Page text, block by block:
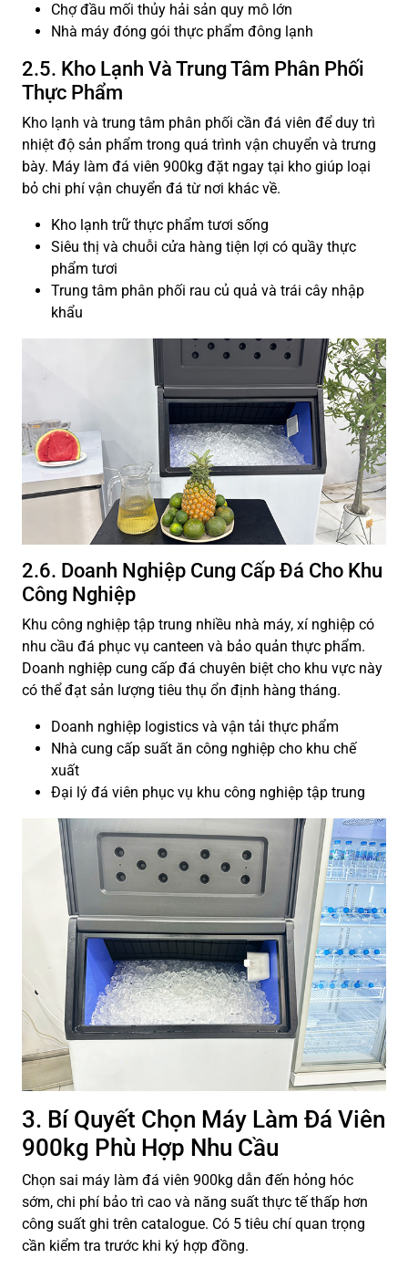
Chợ đầu mối thủy hải sản quy mô lớn
Nhà máy đóng gói thực phẩm đông lạnh
2.5. Kho Lạnh Và Trung Tâm Phân Phối
Thực Phẩm
Kho lạnh và trung tâm phân phối cần đá viên để duy trì
nhiệt độ sản phẩm trong quá trình vận chuyển và trưng
bày. Máy làm đá viên 900kg đặt ngay tại kho giúp loại
bỏ chi phí vận chuyển đá từ nơi khác về.
Kho lạnh trữ thực phẩm tươi sống
Siêu thị và chuỗi cửa hàng tiện lợi có quầy thực
phẩm tươi
Trung tâm phân phối rau củ quả và trái cây nhập
khẩu
2.6. Doanh Nghiệp Cung Cấp Đá Cho Khu
Công Nghiệp
Khu công nghiệp tập trung nhiều nhà máy, xí nghiệp có
nhu cầu đá phục vụ canteen và bảo quản thực phẩm.
Doanh nghiệp cung cấp đá chuyên biệt cho khu vực này
có thể đạt sản lượng tiêu thụ ổn định hàng tháng.
Doanh nghiệp logistics và vận tải thực phẩm
Nhà cung cấp suất ăn công nghiệp cho khu chế
xuất
Đại lý đá viên phục vụ khu công nghiệp tập trung
3. Bí Quyết Chọn Máy Làm Đá Viên
900kg Phù Hợp Nhu Cầu
Chọn sai máy làm đá viên 900kg dẫn đến hỏng hóc
sớm, chi phí bảo trì cao và năng suất thực tế thấp hơn
công suất ghi trên catalogue. Có 5 tiêu chí quan trọng
cần kiểm tra trước khi ký hợp đồng.